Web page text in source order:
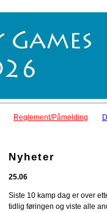
Reglement/Påmelding
Nyheter
25.06
Siste 10 kamp dag er over
tidlig føringen og viste alle